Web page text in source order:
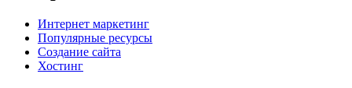
Интернет маркетинг
Популярные ресурсы
Создание сайта
Хостинг